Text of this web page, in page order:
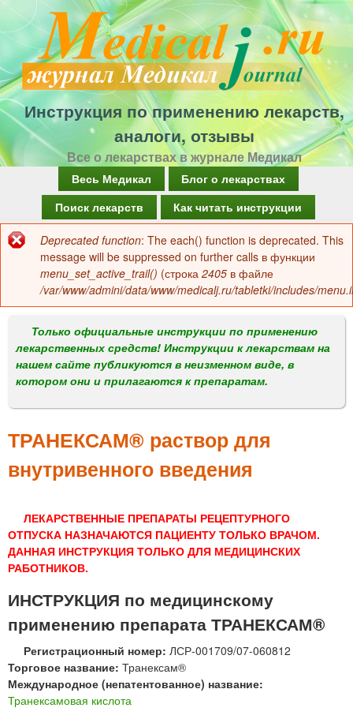
Перейти
к
основному
содержанию
Инструкция по применению лекарств,
аналоги, отзывы
Все о лекарствах в журнале Медикал
а
в
о
м
е
н
Весь Медикал
Блог о лекарствах
Поиск лекарств
Как читать инструкции
Сообщение
об
ошибке
Deprecated function: The each() function is deprecated. This
message will be suppressed on further calls в функции
menu_set_active_trail() (строка 2405 в файле
/var/www/admini/data/www/medicalj.ru/tabletki/includes/
Только официальные инструкции по применению
лекарственных средств! Инструкции к лекарствам на
нашем сайте публикуются в неизменном виде, в
котором они и прилагаются к препаратам.
ТРАНЕКСАМ® раствор для
внутривенного введения
ЛЕКАРСТВЕННЫЕ ПРЕПАРАТЫ РЕЦЕПТУРНОГО
ОТПУСКА НАЗНАЧАЮТСЯ ПАЦИЕНТУ ТОЛЬКО ВРАЧОМ.
ДАННАЯ ИНСТРУКЦИЯ ТОЛЬКО ДЛЯ МЕДИЦИНСКИХ
РАБОТНИКОВ.
ИНСТРУКЦИЯ по медицинскому
применению препарата ТРАНЕКСАМ®
Регистрационный номер: ЛСР-001709/07-060812
Торговое название: Транексам®
Международное (непатентованное) название:
Транексамовая кислота